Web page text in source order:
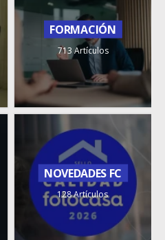
FORMACIÓN
713 Artículos
NOVEDADES FC
128 Artículos